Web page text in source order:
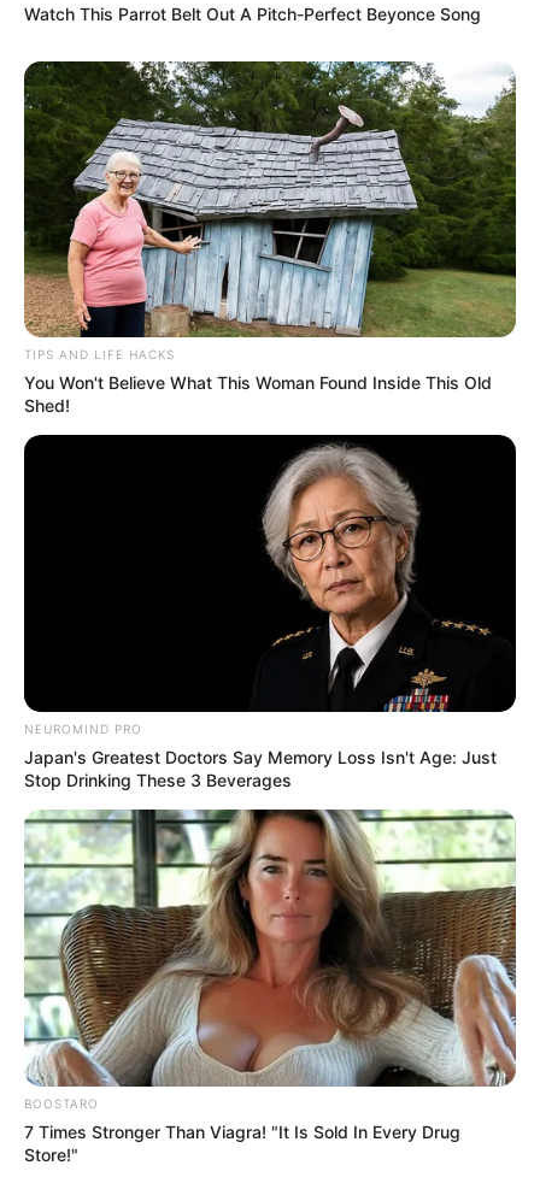
Watch This Parrot Belt Out A Pitch-Perfect Beyonce Song
TIPS AND LIFE HACKS
You Won't Believe What This Woman Found Inside This Old
Shed!
NEUROMIND PRO
Japan's Greatest Doctors Say Memory Loss Isn't Age: Just
Stop Drinking These 3 Beverages
BOOSTARO
7 Times Stronger Than Viagra! "It Is Sold In Every Drug
Store!"